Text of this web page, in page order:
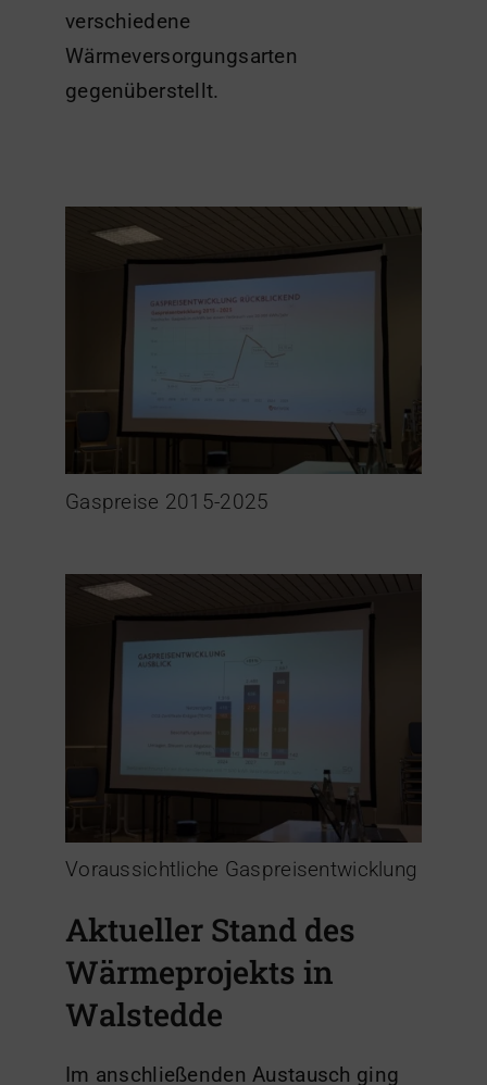
verschiedene
Wärmeversorgungsarten
gegenüberstellt.
Gaspreise 2015-2025
Voraussichtliche Gaspreisentwicklung
Aktueller Stand des
Wärmeprojekts in
Walstedde
Im anschließenden Austausch ging